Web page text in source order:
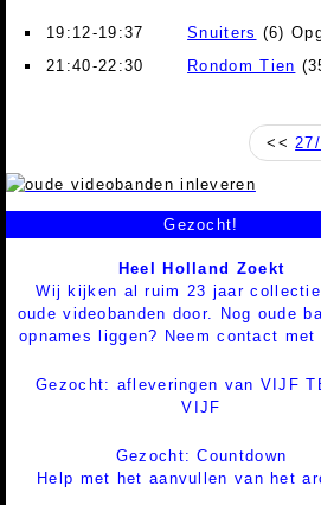
19:12-19:37 Snuiters (6)
21:40-22:30
Rondom Tien
<<
Gezocht!
Heel Holland Zoekt
Wij kijken al ruim 23 jaar
oude videobanden door. Nog oude
opnames liggen? Neem contact met
Gezocht: afleveringen van VIJF
VIJF
Gezocht: Countdown
Help met het aanvullen van het